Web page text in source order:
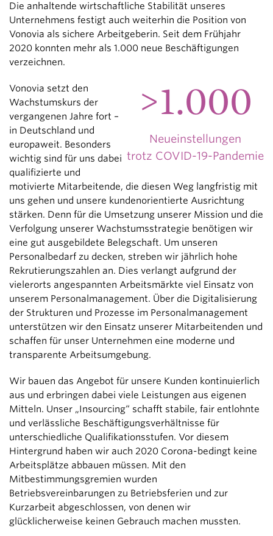
Die anhaltende wirtschaftliche Stabilität unseres
Unternehmens festigt auch weiterhin die Position von
Vonovia als sichere Arbeitgeberin. Seit dem Frühjahr
2020 konnten mehr als 1.000 neue Beschäftigungen
verzeichnen.
>1.000
Neueinstellungen
trotz COVID-19-Pandemie
Vonovia setzt den
Wachstumskurs der
vergangenen Jahre fort –
in Deutschland und
europaweit. Besonders
wichtig sind für uns dabei
qualifizierte und
motivierte Mitarbeitende, die diesen Weg langfristig mit
uns gehen und unsere kundenorientierte Ausrichtung
stärken. Denn für die Umsetzung unserer Mission und die
Verfolgung unserer Wachstumsstrategie benötigen wir
eine gut ausgebildete Belegschaft. Um unseren
Personalbedarf zu decken, streben wir jährlich hohe
Rekrutierungszahlen an. Dies verlangt aufgrund der
vielerorts angespannten Arbeitsmärkte viel Einsatz von
unserem Personalmanagement. Über die Digitalisierung
der Strukturen und Prozesse im Personalmanagement
unterstützen wir den Einsatz unserer Mitarbeitenden und
schaffen für unser Unternehmen eine moderne und
transparente Arbeitsumgebung.
Wir bauen das Angebot für unsere Kunden kontinuierlich
aus und erbringen dabei viele Leistungen aus eigenen
Mitteln. Unser „Insourcing“ schafft stabile, fair entlohnte
und verlässliche Beschäftigungsverhältnisse für
unterschiedliche Qualifikationsstufen. Vor diesem
Hintergrund haben wir auch 2020 Corona-bedingt keine
Arbeitsplätze abbauen müssen. Mit den
Mitbestimmungsgremien wurden
Betriebsvereinbarungen zu Betriebsferien und zur
Kurzarbeit abgeschlossen, von denen wir
glücklicherweise keinen Gebrauch machen mussten.